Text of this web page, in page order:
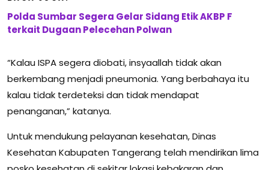
Polda Sumbar Segera Gelar Sidang Etik AKBP F
terkait Dugaan Pelecehan Polwan
“Kalau ISPA segera diobati, insyaallah tidak akan
berkembang menjadi pneumonia. Yang berbahaya itu
kalau tidak terdeteksi dan tidak mendapat
penanganan,” katanya.
Untuk mendukung pelayanan kesehatan, Dinas
Kesehatan Kabupaten Tangerang telah mendirikan lima